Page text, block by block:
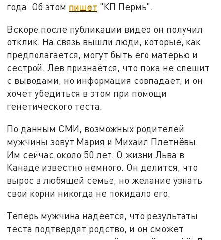
года. Об этом пишет "КП Пермь".
Вскоре после публикации видео он получил
отклик. На связь вышли люди, которые, как
предполагается, могут быть его матерью и
сестрой. Лев признаётся, что пока не спешит
с выводами, но информация совпадает, и он
хочет убедиться в этом при помощи
генетического теста.
По данным СМИ, возможных родителей
мужчины зовут Мария и Михаил Плетнёвы.
Им сейчас около 50 лет. О жизни Льва в
Канаде известно немного. Он делится, что
вырос в любящей семье, но желание узнать
свои корни никогда не покидало его.
Теперь мужчина надеется, что результаты
теста подтвердят родство, и он сможет